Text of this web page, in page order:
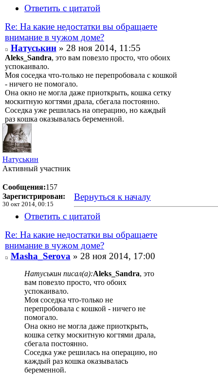
Ответить с цитатой
Re: На какие недостатки вы обращаете
внимание в чужом доме?
Натуськин» 28 ноя 2014, 11:55
Aleks_Sandra, это вам повезло просто, что обоих
успокаивало.
Моя соседка что-только не перепробовала с кошкой
- ничего не помогало.
Она окно не могла даже приоткрыть, кошка сетку
москитную когтями драла, сбегала постоянно.
Соседка уже решилась на операцию, но каждый
раз кошка оказывалась беременной.
Натуськин
Активный участник
Сообщения:157
Зарегистрирован:
30 окт 2014, 00:15
Вернуться к началу
Ответить с цитатой
Re: На какие недостатки вы обращаете
внимание в чужом доме?
Masha_Serova » 28 ноя 2014, 17:00
Натуськин писал(а):Aleks_Sandra, это
вам повезло просто, что обоих
успокаивало.
Моя соседка что-только не
перепробовала с кошкой - ничего не
помогало.
Она окно не могла даже приоткрыть,
кошка сетку москитную когтями драла,
сбегала постоянно.
Соседка уже решилась на операцию, но
каждый раз кошка оказывалась
беременной.